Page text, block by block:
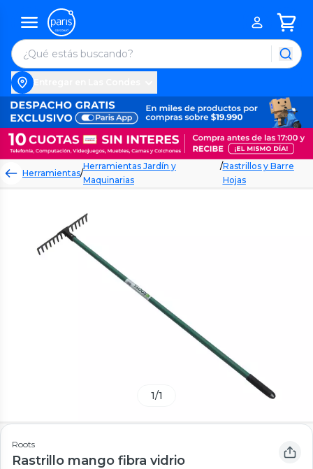
Herramientas/
Herramientas Jardín y
Maquinarias
/Rastrillos y Barre
Hojas
1/1
Roots
Rastrillo mango fibra vidrio